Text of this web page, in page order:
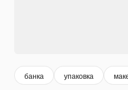
банка упаковка